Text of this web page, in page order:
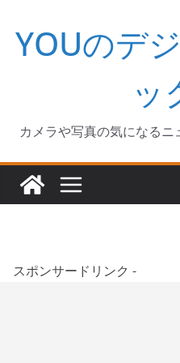
キ
YOUのデ
ッ
カメラや写真の気になる
スポンサードリンク -